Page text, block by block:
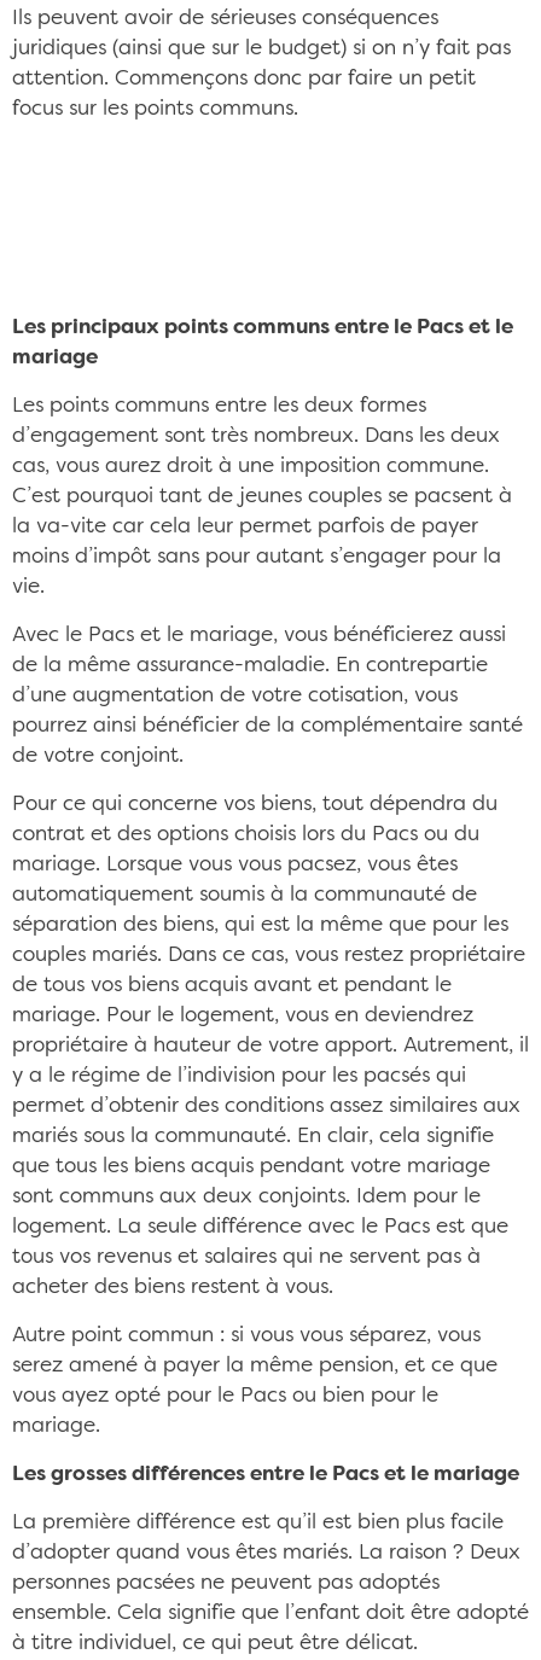
Ils peuvent avoir de sérieuses conséquences
juridiques (ainsi que sur le budget) si on n’y fait pas
attention. Commençons donc par faire un petit
focus sur les points communs.
Les principaux points communs entre le Pacs et le
mariage
Les points communs entre les deux formes
d’engagement sont très nombreux. Dans les deux
cas, vous aurez droit à une imposition commune.
C’est pourquoi tant de jeunes couples se pacsent à
la va-vite car cela leur permet parfois de payer
moins d’impôt sans pour autant s’engager pour la
vie.
Avec le Pacs et le mariage, vous bénéficierez aussi
de la même assurance-maladie. En contrepartie
d’une augmentation de votre cotisation, vous
pourrez ainsi bénéficier de la complémentaire santé
de votre conjoint.
Pour ce qui concerne vos biens, tout dépendra du
contrat et des options choisis lors du Pacs ou du
mariage. Lorsque vous vous pacsez, vous êtes
automatiquement soumis à la communauté de
séparation des biens, qui est la même que pour les
couples mariés. Dans ce cas, vous restez propriétaire
de tous vos biens acquis avant et pendant le
mariage. Pour le logement, vous en deviendrez
propriétaire à hauteur de votre apport. Autrement, il
y a le régime de l’indivision pour les pacsés qui
permet d’obtenir des conditions assez similaires aux
mariés sous la communauté. En clair, cela signifie
que tous les biens acquis pendant votre mariage
sont communs aux deux conjoints. Idem pour le
logement. La seule différence avec le Pacs est que
tous vos revenus et salaires qui ne servent pas à
acheter des biens restent à vous.
Autre point commun : si vous vous séparez, vous
serez amené à payer la même pension, et ce que
vous ayez opté pour le Pacs ou bien pour le
mariage.
Les grosses différences entre le Pacs et le mariage
La première différence est qu’il est bien plus facile
d’adopter quand vous êtes mariés. La raison ? Deux
personnes pacsées ne peuvent pas adoptés
ensemble. Cela signifie que l’enfant doit être adopté
à titre individuel, ce qui peut être délicat.